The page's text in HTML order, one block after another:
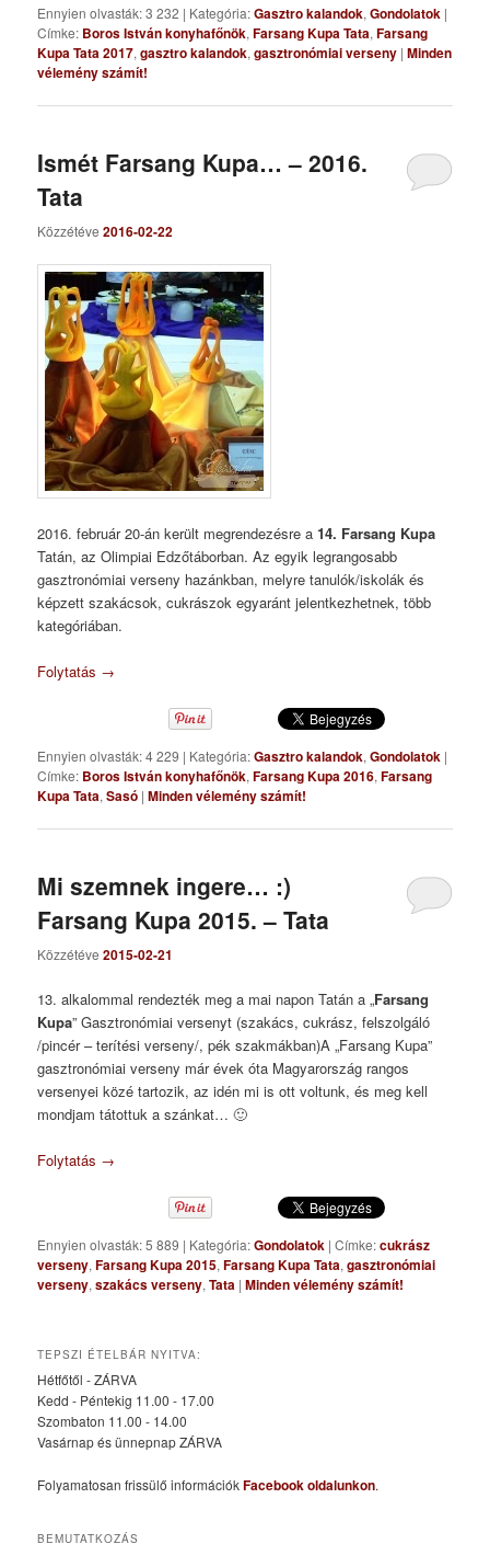
Ennyien olvasták: 3 232 | Kategória:Gasztro kalandok,Gondolatok |
Címke: Boros István konyhafőnök,Farsang Kupa Tata,Farsang
Kupa Tata 2017,gasztro kalandok,gasztronómiai verseny |Minden
vélemény számít!
Ismét Farsang Kupa… – 2016.
Tata
Közzétéve2016-02-22
2016. február 20-án került megrendezésre a14. Farsang Kupa
Tatán, az Olimpiai Edzőtáborban. Az egyik legrangosabb
gasztronómiai verseny hazánkban, melyre tanulók/iskolák és
képzett szakácsok, cukrászok egyaránt jelentkezhetnek, több
kategóriában.
Folytatás →
Ennyien olvasták: 4 229 | Kategória:Gasztro kalandok,Gondolatok |
Címke: Boros István konyhafőnök,Farsang Kupa 2016,Farsang
Kupa Tata,Sasó |Minden vélemény számít!
Mi szemnek ingere… :)
Farsang Kupa 2015. – Tata
Közzétéve2015-02-21
13. alkalommal rendezték meg a mai napon Tatán a „Farsang
Kupa” Gasztronómiai versenyt (szakács, cukrász, felszolgáló
/pincér – terítési verseny/, pék szakmákban)A „Farsang Kupa”
gasztronómiai verseny már évek óta Magyarország rangos
versenyei közé tartozik, az idén mi is ott voltunk, és meg kell
mondjam tátottuk a szánkat… 🙂
Folytatás →
Ennyien olvasták: 5 889 | Kategória:Gondolatok |Címke:cukrász
verseny,Farsang Kupa 2015,Farsang Kupa Tata,gasztronómiai
verseny,szakács verseny,Tata |Minden vélemény számít!
TEPSZI ÉTELBÁR NYITVA:
Hétfőtől - ZÁRVA
Kedd - Péntekig 11.00 - 17.00
Szombaton 11.00 - 14.00
Vasárnap és ünnepnap ZÁRVA
Folyamatosan frissülő információkFacebook oldalunkon.
BEMUTATKOZÁS